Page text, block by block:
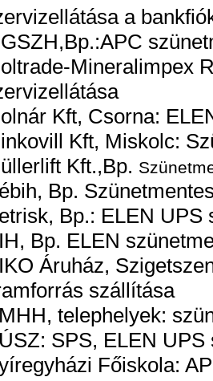
a
Mineralimpex
Kft, Csorna:
Kft, Miskolc:
Kft.,Bp.
Bp.
Bp.: ELEN UPS
Bp. ELEN
Áruház,
szállítása
telephelyek:
SPS, ELEN UPS
Főiskola: